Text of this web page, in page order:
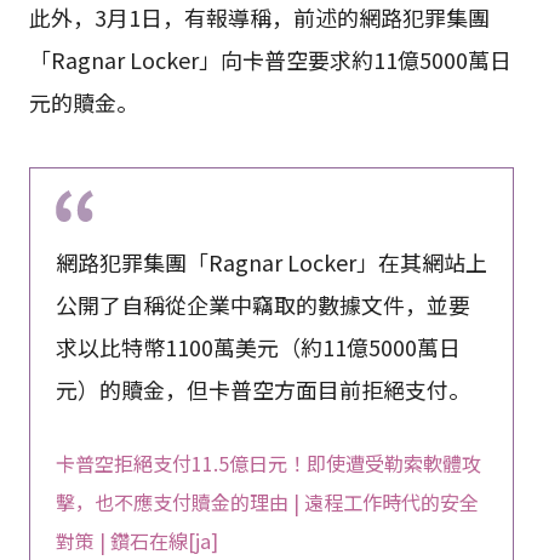
此外，3月1日，有報導稱，前述的網路犯罪集團
「Ragnar Locker」向卡普空要求約11億5000萬日
元的贖金。
網路犯罪集團「Ragnar Locker」在其網站上
公開了自稱從企業中竊取的數據文件，並要
求以比特幣1100萬美元（約11億5000萬日
元）的贖金，但卡普空方面目前拒絕支付。
卡普空拒絕支付11.5億日元！即使遭受勒索軟體攻
擊，也不應支付贖金的理由 | 遠程工作時代的安全
對策 | 鑽石在線[ja]